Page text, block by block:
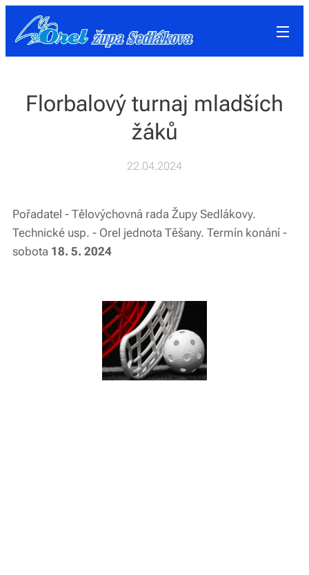
Florbalový turnaj mladších
žáků
22.04.2024
Pořadatel - Tělovýchovná rada Župy Sedlákovy.
Technické usp. - Orel jednota Těšany. Termín konání -
sobota 18. 5. 2024